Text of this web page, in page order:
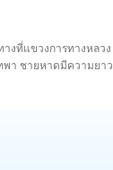
งที่แขวงการทางหลวง
พา ชายหาดมีความยาว